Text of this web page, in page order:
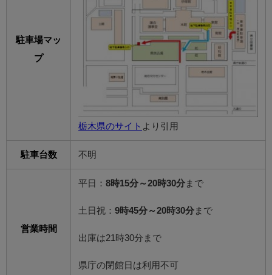
駐車場マッ
プ
栃木県のサイト より引用
駐車台数 不明
営業時間
平日： 8時15分～20時30分 まで
土日祝： 9時45分～20時30分 まで
出庫は21時30分まで
県庁の閉館日は利用不可